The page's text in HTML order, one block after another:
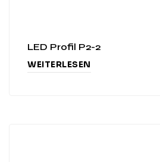
LED Profil P2-2
WEITERLESEN